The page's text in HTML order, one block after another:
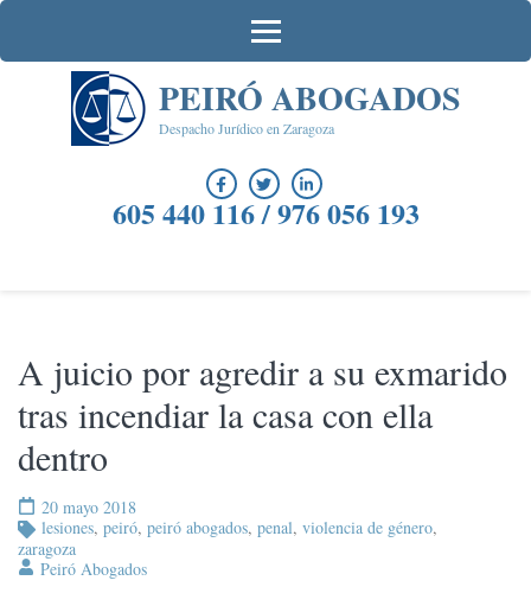
Saltar
contenido
PEIRÓ ABOGADOS
Despacho Jurídico en Zaragoza
605 440 116 / 976 056 193
A juicio por agredir a su exmarido
tras incendiar la casa con ella
dentro
20 mayo 2018
lesiones, peiró, peiró abogados, penal, violencia de género,
zaragoza
Peiró Abogados